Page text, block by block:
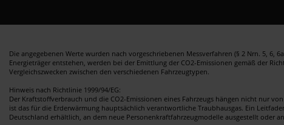
Die angegebenen Werte wurden nach vorgeschriebenen Messverfahren (§ 2 Nrn. 5,
Energieträger entstehen, werden bei der Emittlung der CO2-Emissionen gemäß der
Vergleichszwecken zwischen den verschiedenen Fahrzeugtypen.
Hinweis nach Richtlinie 1999/94/EG:
Der Kraftstoffverbrauch und die CO2-Emissionen eines Fahrzeugs hängen nicht nur
ist das für die Erderwärmung hauptsächlich verantwortliche Traubhausgas. Ein
Deutschland erhältlich, an dem neue Personenkraftfahrzeugmodelle ausgestellt oder